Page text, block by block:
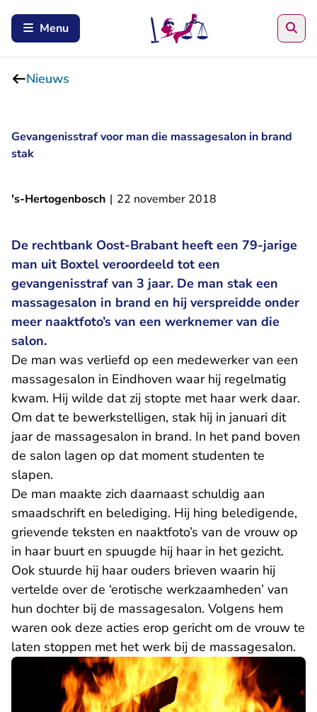
Menu
Nieuws
Gevangenisstraf voor man die massagesalon in brand
stak
's-Hertogenbosch | 22 november 2018
De rechtbank Oost-Brabant heeft een 79-jarige
man uit Boxtel veroordeeld tot een
gevangenisstraf van 3 jaar. De man stak een
massagesalon in brand en hij verspreidde onder
meer naaktfoto’s van een werknemer van die
salon.
De man was verliefd op een medewerker van een
massagesalon in Eindhoven waar hij regelmatig
kwam. Hij wilde dat zij stopte met haar werk daar.
Om dat te bewerkstelligen, stak hij in januari dit
jaar de massagesalon in brand. In het pand boven
de salon lagen op dat moment studenten te
slapen.
De man maakte zich daarnaast schuldig aan
smaadschrift en belediging. Hij hing beledigende,
grievende teksten en naaktfoto’s van de vrouw op
in haar buurt en spuugde hij haar in het gezicht.
Ook stuurde hij haar ouders brieven waarin hij
vertelde over de ‘erotische werkzaamheden’ van
hun dochter bij de massagesalon. Volgens hem
waren ook deze acties erop gericht om de vrouw te
laten stoppen met het werk bij de massagesalon.